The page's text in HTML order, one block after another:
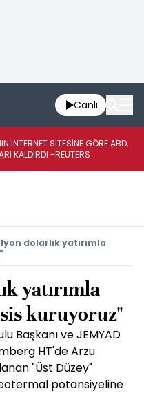
Canlı
İNTERNET SİTESİNE GÖRE ABD,
KALDIRDI -REUTERS
dolarlık yatırımla
yatırımla
kuruyoruz"
Başkanı ve JEMYAD
HT'de Arzu
"Üst Düzey"
potansiyeline